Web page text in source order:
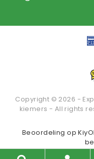
Copyright © 2026 -
kiemers - All rights
Beoordeling op